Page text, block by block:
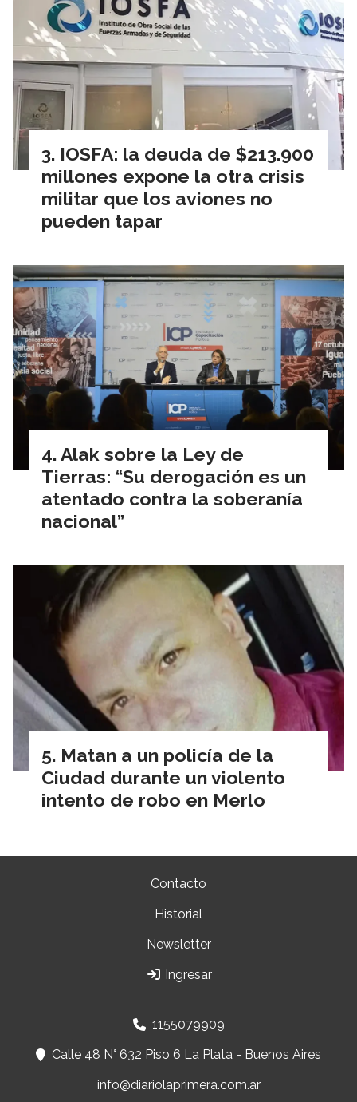
IOSFA: la deuda de $213.900
millones expone la otra crisis
militar que los aviones no
pueden tapar
Alak sobre la Ley de
Tierras: “Su derogación es un
atentado contra la soberanía
nacional”
Matan a un policía de la
Ciudad durante un violento
intento de robo en Merlo
Contacto
Historial
Newsletter
Ingresar
1155079909
Calle 48 N° 632 Piso 6 La Plata - Buenos Aires
info@diariolaprimera.com.ar